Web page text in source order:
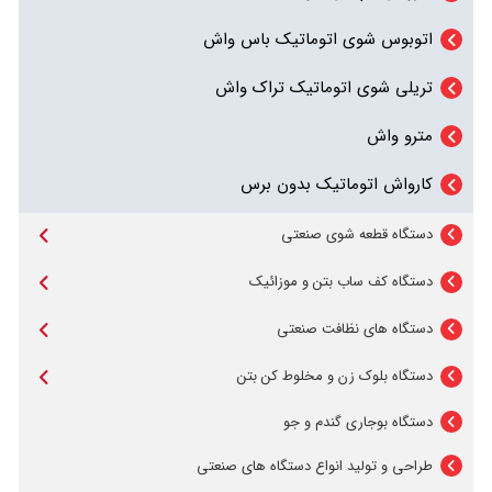
اتوبوس شوی اتوماتیک باس واش
تریلی شوی اتوماتیک تراک واش
مترو واش
کارواش اتوماتیک بدون برس
دستگاه قطعه شوی صنعتی
قطعه شوی صندوقی سبک
سیلندر شوی نیمه سنگین صندوقی
دستگاه قطعه شوی سنگین شوی
قطعه شوی فوق سنگین کشویی
قطعه شوی بخارش صنعتی
دستگاه کف ساب بتن و موزائیک
دستگاه کف ساب تک فاز
دستگاه کف ساب سه فاز
دستگاه های نظافت صنعتی
دستگاه کفشور اسکرابر
جاروبرقی مرکزی
جاروبرقی صنعتی
دستگاه بلوک زن و مخلوط کن بتن
بلوک زن دستی 4 قالبه
بلوک زن 5 قالبه
دستگاه بوجاری گندم و جو
طراحی و تولید انواع دستگاه های صنعتی